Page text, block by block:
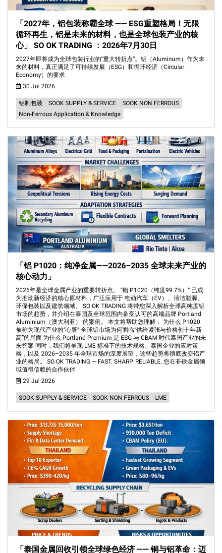
「2027年，铝包装称霸全球 —— ESG重塑格局！无限
循环再生，铝是未来的材料，也是全球包装产业的核
心」 SO OK TRADING ：2026年7月30日
2027年即将成为全球包装行业的“重大转折点”。铝（Aluminum）作为未
来的材料，真正满足了可持续发展（ESG）和循环经济（Circular
Economy）的要求
30 Jul 2026
铝制包装 SOOK SUPPLY & SERVICE
SOOK NON FERROUS
Non-Ferrous Application & Knowledge
「铝 P1020：纯净金属——2026–2035 全球未来产业的
核心动力」
2026年是全球金属产业的重要转折点。 “铝 P1020（纯度99.7%）” 已成
为推动新经济的核心原材料，广泛应用于 电动汽车（EV）、清洁能源、
环保包装以及建筑领域。 SO OK TRADING 将带您深入解析全球高纯度铝
市场的趋势，并介绍在泰国及全球范围内备受认可的高端品牌 Portland
Aluminium（澳大利亚） 的案例。 本文将帮助您理解： 为什么 P1020
被称为现代产业的“心脏” 全球铝市场为何面临“供给紧张与价格创十年新
高”的局面 为什么 Portland Premium 是 ESG 与 CBAM 时代泰国产业的未
来答案 同时，我们将呈现 LME 标准下的技术规格、泰国企业的应对策
略，以及 2026–2035 年全球市场的深度展望，这些趋势将彻底改变铝产
业的格局。 SO OK TRADING — FAST. SHARP. RELIABLE. 您在非铁金属领
域值得信赖的合作伙伴
29 Jul 2026
SOOK SUPPLY & SERVICE SOOK NON FERROUS LME
「泰国金属回收引领全球绿色经济 —— 铜与铝革命：迈